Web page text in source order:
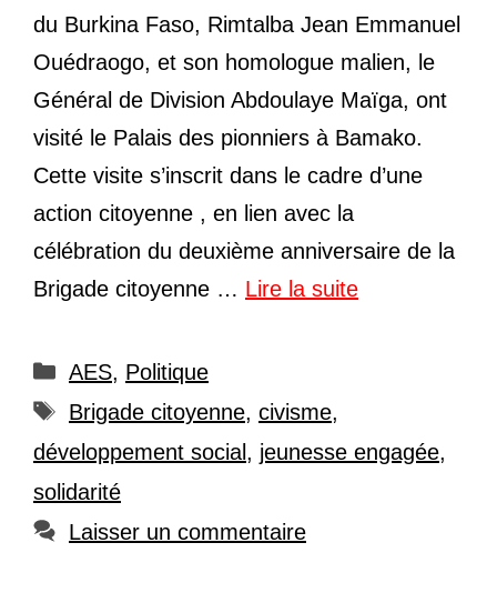
du Burkina Faso, Rimtalba Jean Emmanuel
Ouédraogo, et son homologue malien, le
Général de Division Abdoulaye Maïga, ont
visité le Palais des pionniers à Bamako.
Cette visite s’inscrit dans le cadre d’une
action citoyenne , en lien avec la
célébration du deuxième anniversaire de la
Brigade citoyenne … Lire la suite
Catégories
AES, Politique
Étiquettes
Brigade citoyenne, civisme,
développement social, jeunesse engagée,
solidarité
Laisser un commentaire